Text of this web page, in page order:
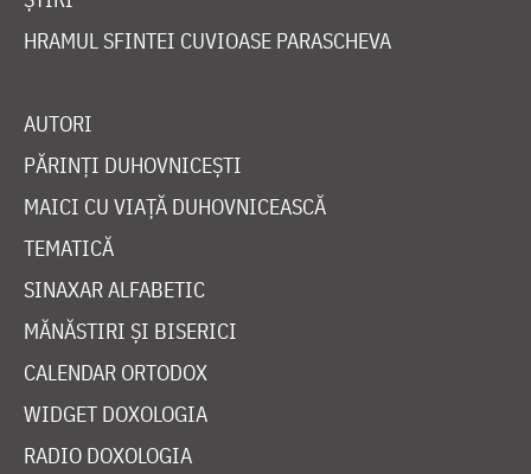
HRAMUL SFINTEI CUVIOASE PARASCHEVA
AUTORI
PĂRINȚI DUHOVNICEȘTI
MAICI CU VIAȚĂ DUHOVNICEASCĂ
TEMATICĂ
SINAXAR ALFABETIC
MĂNĂSTIRI ȘI BISERICI
CALENDAR ORTODOX
WIDGET DOXOLOGIA
RADIO DOXOLOGIA